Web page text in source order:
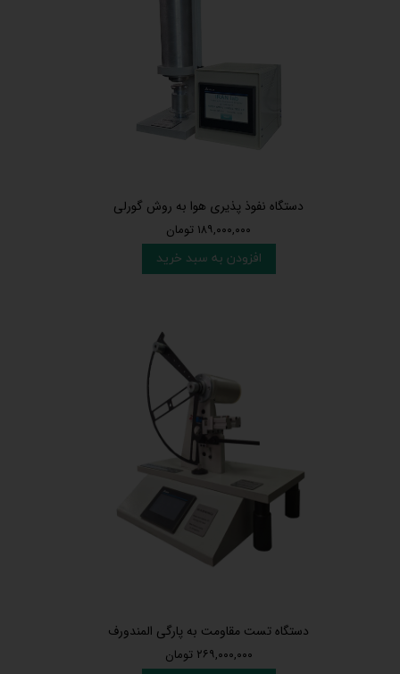
دستگاه نفوذ پذیری هوا به روش گورلی
۱۸۹,۰۰۰,۰۰۰ تومان
افزودن به سبد خرید
دستگاه تست مقاومت به پارگی المندورف
۲۶۹,۰۰۰,۰۰۰ تومان